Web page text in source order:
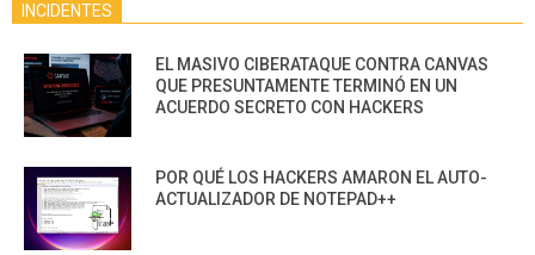
INCIDENTES
EL MASIVO CIBERATAQUE CONTRA CANVAS
QUE PRESUNTAMENTE TERMINÓ EN UN
ACUERDO SECRETO CON HACKERS
POR QUÉ LOS HACKERS AMARON EL AUTO-
ACTUALIZADOR DE NOTEPAD++